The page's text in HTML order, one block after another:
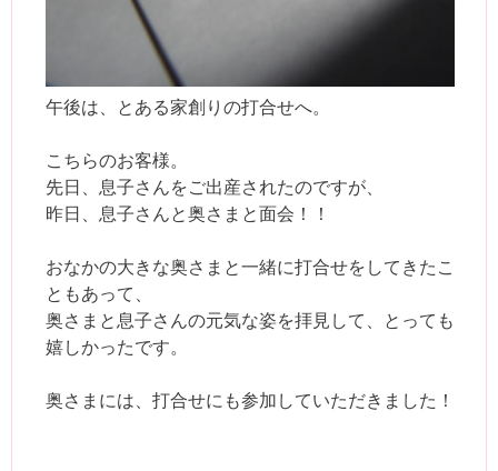
午後は、とある家創りの打合せへ。
こちらのお客様。
先日、息子さんをご出産されたのですが、
昨日、息子さんと奥さまと面会！！
おなかの大きな奥さまと一緒に打合せをしてきたこ
ともあって、
奥さまと息子さんの元気な姿を拝見して、とっても
嬉しかったです。
奥さまには、打合せにも参加していただきました！